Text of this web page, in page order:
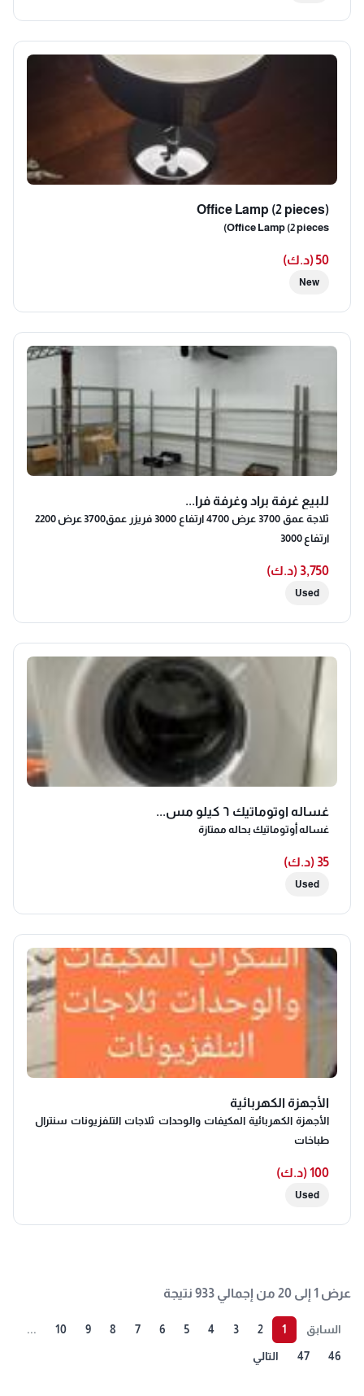
Office Lamp (2 pieces)
Office Lamp (2 pieces)
50 (د.ك)
New
للبيع غرفة براد وغرفة فرا...
ثلاجة عمق 3700 عرض 4700 ارتفاع 3000 فريزر عمق3700 عرض 2200
ارتفاع 3000
3,750 (د.ك)
Used
غساله اوتوماتيك ٦ كيلو مس...
غساله أوتوماتيك بحاله ممتازة
35 (د.ك)
Used
الأجهزة الكهربائية
الأجهزة الكهربائية المكيفات والوحدات ثلاجات التلفزيونات سنترال
طباخات
100 (د.ك)
Used
عرض 1 إلى 20 من إجمالي 933 نتيجة
السابق 1
2
3
4
5
6
7
8
9
10
...
46
47 التالي